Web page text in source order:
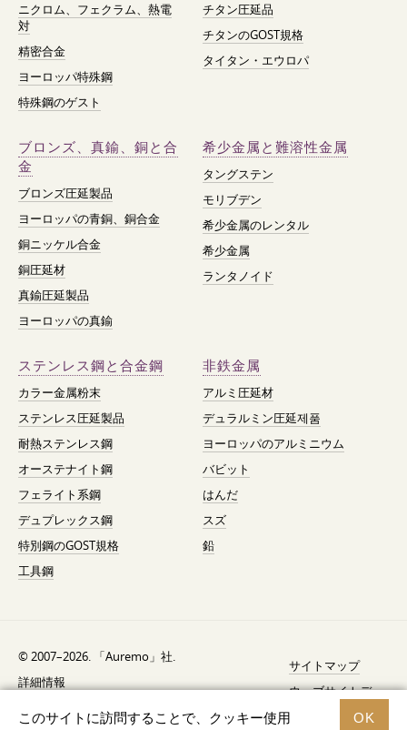
このサイトに訪問することで、クッキー使用
OK
ニクロム、フェクラム、熱電
対
精密合金
ヨーロッパ特殊鋼
特殊鋼のゲスト
チタン圧延品
チタンのGOST規格
タイタン・エウロパ
ブロンズ、真鍮、銅と合
金
ブロンズ圧延製品
ヨーロッパの青銅、銅合金
銅ニッケル合金
銅圧延材
真鍮圧延製品
ヨーロッパの真鍮
希少金属と難溶性金属
タングステン
モリブデン
希少金属のレンタル
希少金属
ランタノイド
ステンレス鋼と合金鋼
カラー金属粉末
ステンレス圧延製品
耐熱ステンレス鋼
オーステナイト鋼
フェライト系鋼
デュプレックス鋼
特別鋼のGOST規格
工具鋼
非鉄金属
アルミ圧延材
デュラルミン圧延제품
ヨーロッパのアルミニウム
バビット
はんだ
スズ
鉛
© 2007–2026. 「Auremo」社.
詳細情報
AGB（利用規約）
サイトマップ
ウェブサイトデ